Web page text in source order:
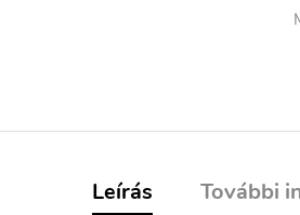
Leírás További